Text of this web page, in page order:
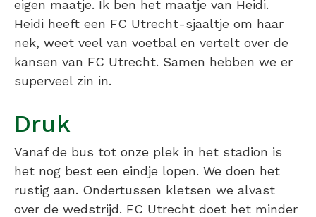
eigen maatje. Ik ben het maatje van Heidi.
Heidi heeft een FC Utrecht-sjaaltje om haar
nek, weet veel van voetbal en vertelt over de
kansen van FC Utrecht. Samen hebben we er
superveel zin in.
Druk
Vanaf de bus tot onze plek in het stadion is
het nog best een eindje lopen. We doen het
rustig aan. Ondertussen kletsen we alvast
over de wedstrijd. FC Utrecht doet het minder